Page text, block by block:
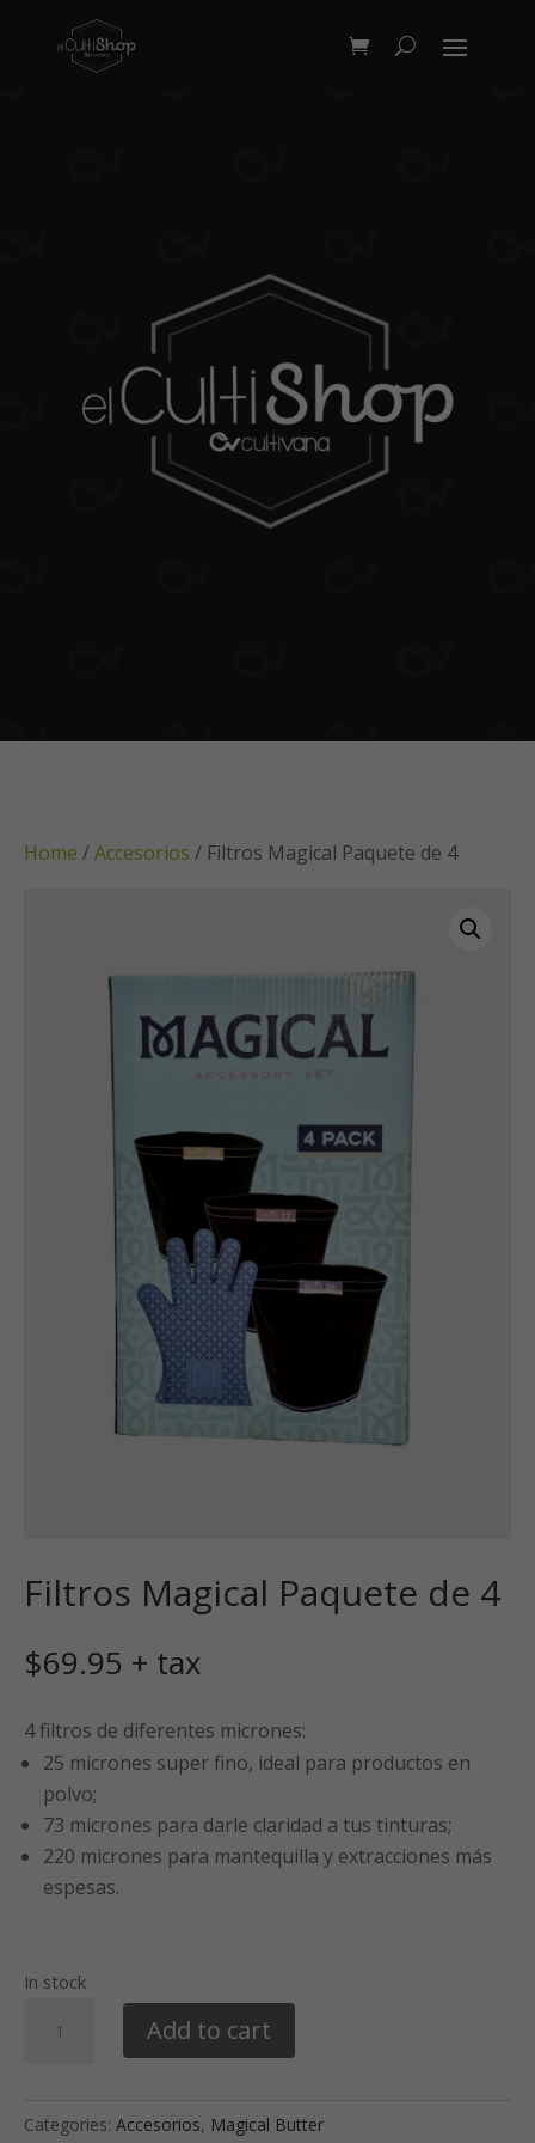
Home /Accesorios / Filtros Magical Paquete de 4
Filtros Magical Paquete de 4
$69.95 + tax
4 filtros de diferentes micrones:
25 micrones super fino, ideal para productos en
polvo;
73 micrones para darle claridad a tus tinturas;
220 micrones para mantequilla y extracciones más
espesas.
In stock
Magical
Add to cart
Categories: Accesorios, Magical Butter